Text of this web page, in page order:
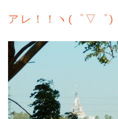
アレ！！ヽ(゜▽゜)